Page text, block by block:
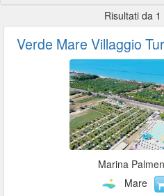
Risultati da
Verde Mare Villaggio
Marina
Mare